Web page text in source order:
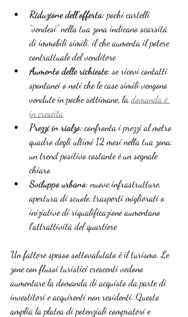
Riduzione dell’offerta: pochi cartelli
“vendesi” nella tua zona indicano scarsità
di immobili simili, il che aumenta il potere
contrattuale del venditore
Aumento delle richieste: se ricevi contatti
spontanei o noti che le case simili vengono
vendute in poche settimane, la domanda è
in crescita
Prezzi in rialzo: confronta i prezzi al metro
quadro degli ultimi 12 mesi nella tua zona;
un trend positivo costante è un segnale
chiaro
Sviluppo urbano: nuove infrastrutture,
apertura di scuole, trasporti migliorati o
iniziative di riqualificazione aumentano
l’attrattività del quartiere
Un fattore spesso sottovalutato è il turismo. Le
zone con flussi turistici crescenti vedono
aumentare la domanda di acquisto da parte di
investitori e acquirenti non residenti. Questo
amplia la platea di potenziali compratori e